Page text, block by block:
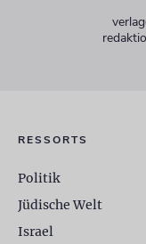
RESSORTS
Politik
Jüdische Welt
Israel